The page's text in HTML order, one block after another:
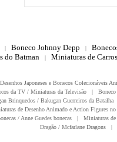
| Boneco Johnny Depp |
do Batman | Miniaturas de
Japoneses e Bonecos Colecionáveis
da TV / Miniaturas da Televisão |
Brinquedos / Bakugan Guerreiros da Batalha
de Desenho Animado e Action Figures
/ Anne Guedes bonecas |
Miniaturas
Dragão / Mcfarlane Dragons
|